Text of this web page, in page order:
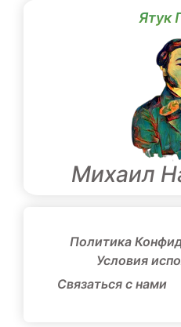
Ятук
Михаил
Политика
Условия
Связаться с нами